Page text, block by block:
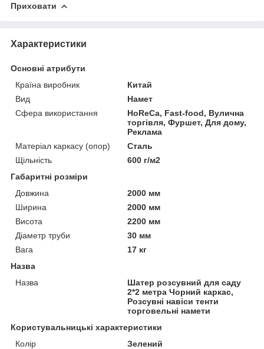
Приховати
Характеристики
Основні атрибути
Країна виробник
Китай
Вид
Намет
Сфера використання
HoReCa, Fast-food, Вулична
торгівля, Фуршет, Для дому,
Реклама
Матеріал каркасу (опор)
Сталь
Щільність
600 г/м2
Габаритні розміри
Довжина
2000 мм
Ширина
2000 мм
Висота
2200 мм
Діаметр труби
30 мм
Вага
17 кг
Назва
Назва
Шатер розсувний для саду
2*2 метра Чорний каркас,
Розсувні навіси тенти
торговельні намети
Користувальницькі характеристики
Колір
Зелений